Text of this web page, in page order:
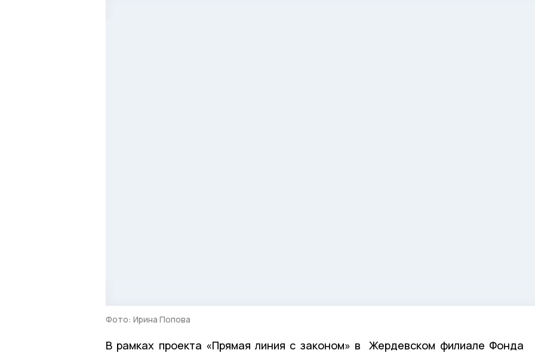
Фото: Ирина Попова
В рамках проекта «Прямая линия с законом» в Жердевском филиале Фонда